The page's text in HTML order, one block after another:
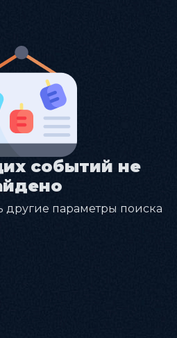
событий не
другие параметры поиска